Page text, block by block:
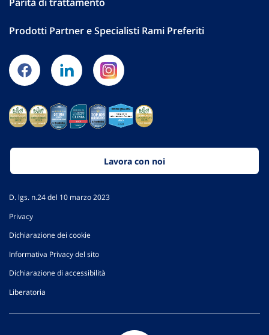
Prodotti Partner e Specialisti Rami Preferiti
Lavora con noi
D. lgs. n.24 del 10 marzo 2023
Privacy
Dichiarazione dei cookie
Informativa Privacy del sito
Dichiarazione di accessibilità
Liberatoria